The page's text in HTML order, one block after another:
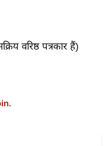
वरिष्ठ पत्रकार हैं)